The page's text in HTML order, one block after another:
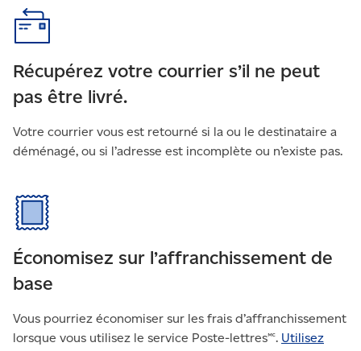
Récupérez votre courrier s’il ne peut
pas être livré.
Votre courrier vous est retourné si la ou le destinataire a
déménagé, ou si l’adresse est incomplète ou n’existe pas.
Économisez sur l’affranchissement de
base
Vous pourriez économiser sur les frais d’affranchissement
lorsque vous utilisez le service Poste-lettres🅪. Utilisez